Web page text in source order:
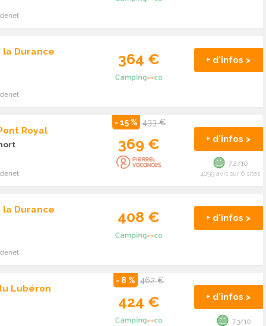
la Durance 364 € + d'infos >
Royal
- 15 % 433 €
369 € + d'infos >
7.2/10
4099 avis sur 6 sites
la Durance 408 € + d'infos >
Lubéron
- 8 % 462 €
424 € + d'infos >
7.3/10